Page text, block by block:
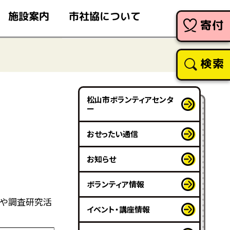
施設案内 市社協について
寄付
検索
調査研究活
松山市ボランティアセンタ
ー
おせったい通信
お知らせ
ボランティア情報
イベント・講座情報